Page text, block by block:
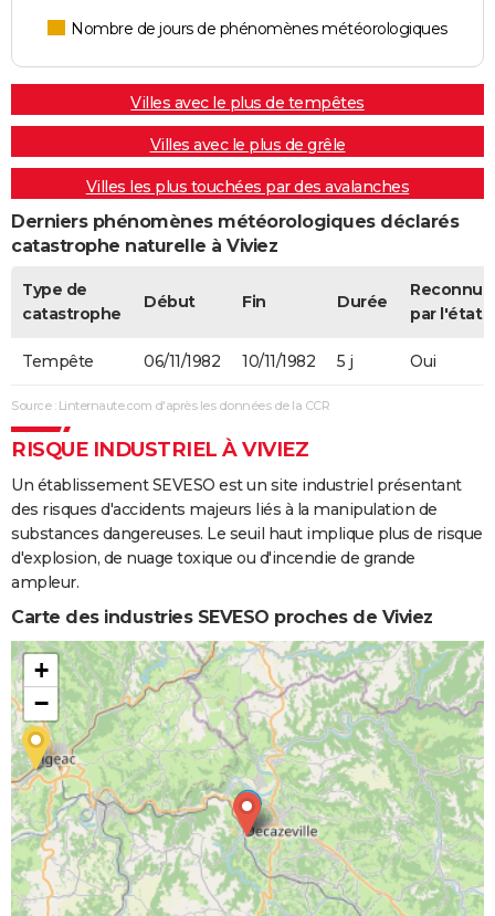
Nombre de jours de phénomènes météorologiques
Villes avec le plus de tempêtes
Villes avec le plus de grêle
Villes les plus touchées par des avalanches
Derniers phénomènes météorologiques déclarés
catastrophe naturelle à Viviez
Type de
catastrophe
Début Fin Durée
Reconnue
par l'état
Tempête 06/11/1982 10/11/1982 5 j Oui
Source : Linternaute.com d'après les données de la CCR
RISQUE INDUSTRIEL À VIVIEZ
Un établissement SEVESO est un site industriel présentant
des risques d'accidents majeurs liés à la manipulation de
substances dangereuses. Le seuil haut implique plus de risque
d'explosion, de nuage toxique ou d'incendie de grande
ampleur.
Carte des industries SEVESO proches de Viviez
+
−